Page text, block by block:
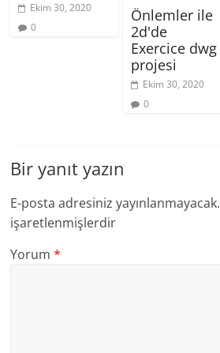
Ekim 30, 2020
0
Önlemler ile
2d'de
Exercice dwg
projesi
Ekim 30, 2020
0
Bir yanıt yazın
E-posta adresiniz yayınlanmayacak.
işaretlenmişlerdir
Yorum*